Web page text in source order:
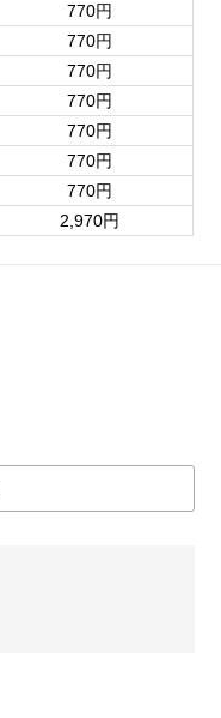
770円
770円
770円
770円
770円
770円
770円
2,970円